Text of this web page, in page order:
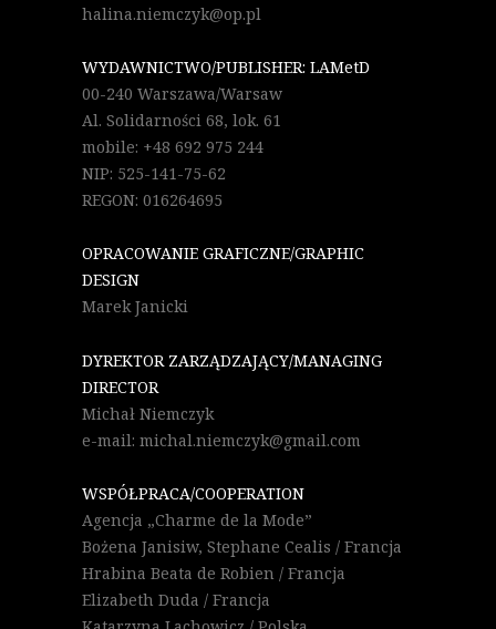
halina.niemczyk@op.pl
WYDAWNICTWO/PUBLISHER: LAMetD
00-240 Warszawa/Warsaw
Al. Solidarności 68, lok. 61
mobile: +48 692 975 244
NIP: 525-141-75-62
REGON: 016264695
OPRACOWANIE GRAFICZNE/GRAPHIC
DESIGN
Marek Janicki
DYREKTOR ZARZĄDZAJĄCY/MANAGING
DIRECTOR
Michał Niemczyk
e-mail: michal.niemczyk@gmail.com
WSPÓŁPRACA/COOPERATION
Agencja „Charme de la Mode”
Bożena Janisiw, Stephane Cealis / Francja
Hrabina Beata de Robien / Francja
Elizabeth Duda / Francja